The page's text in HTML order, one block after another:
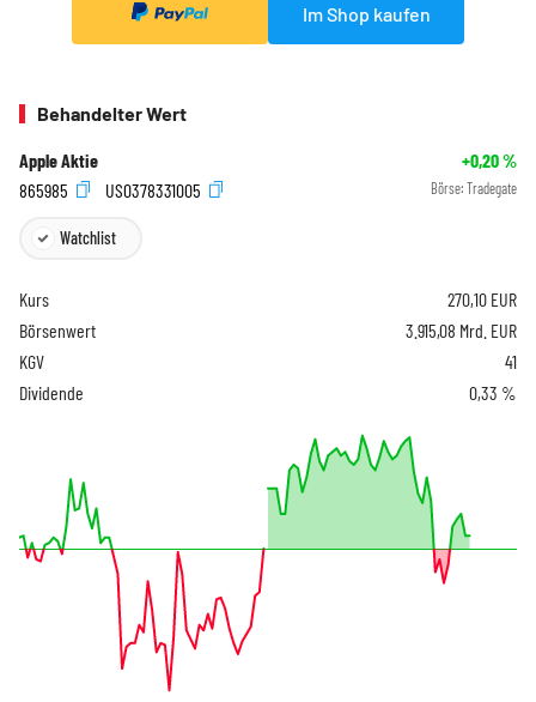
Im Shop kaufen
Behandelter Wert
Apple Aktie +0,20%
865985
US0378331005 Börse: Tradegate
Watchlist
Kurs 270,10 EUR
Börsenwert
3.915,08 Mrd. EUR
KGV
41
Dividende
0,33 %